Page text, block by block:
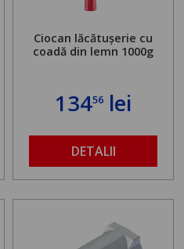
Ciocan lăcătușerie cu
coadă din lemn 1000g
13456 lei
DETALII